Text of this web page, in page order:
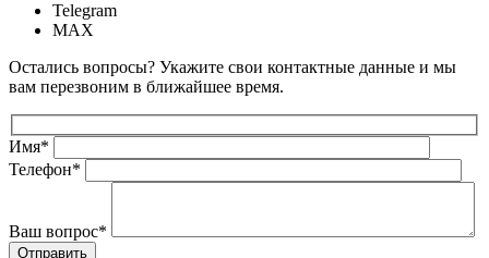
Telegram
MAX
Остались вопросы? Укажите свои контактные данные и мы
вам перезвоним в ближайшее время.
Имя*
Телефон*
Ваш вопрос*